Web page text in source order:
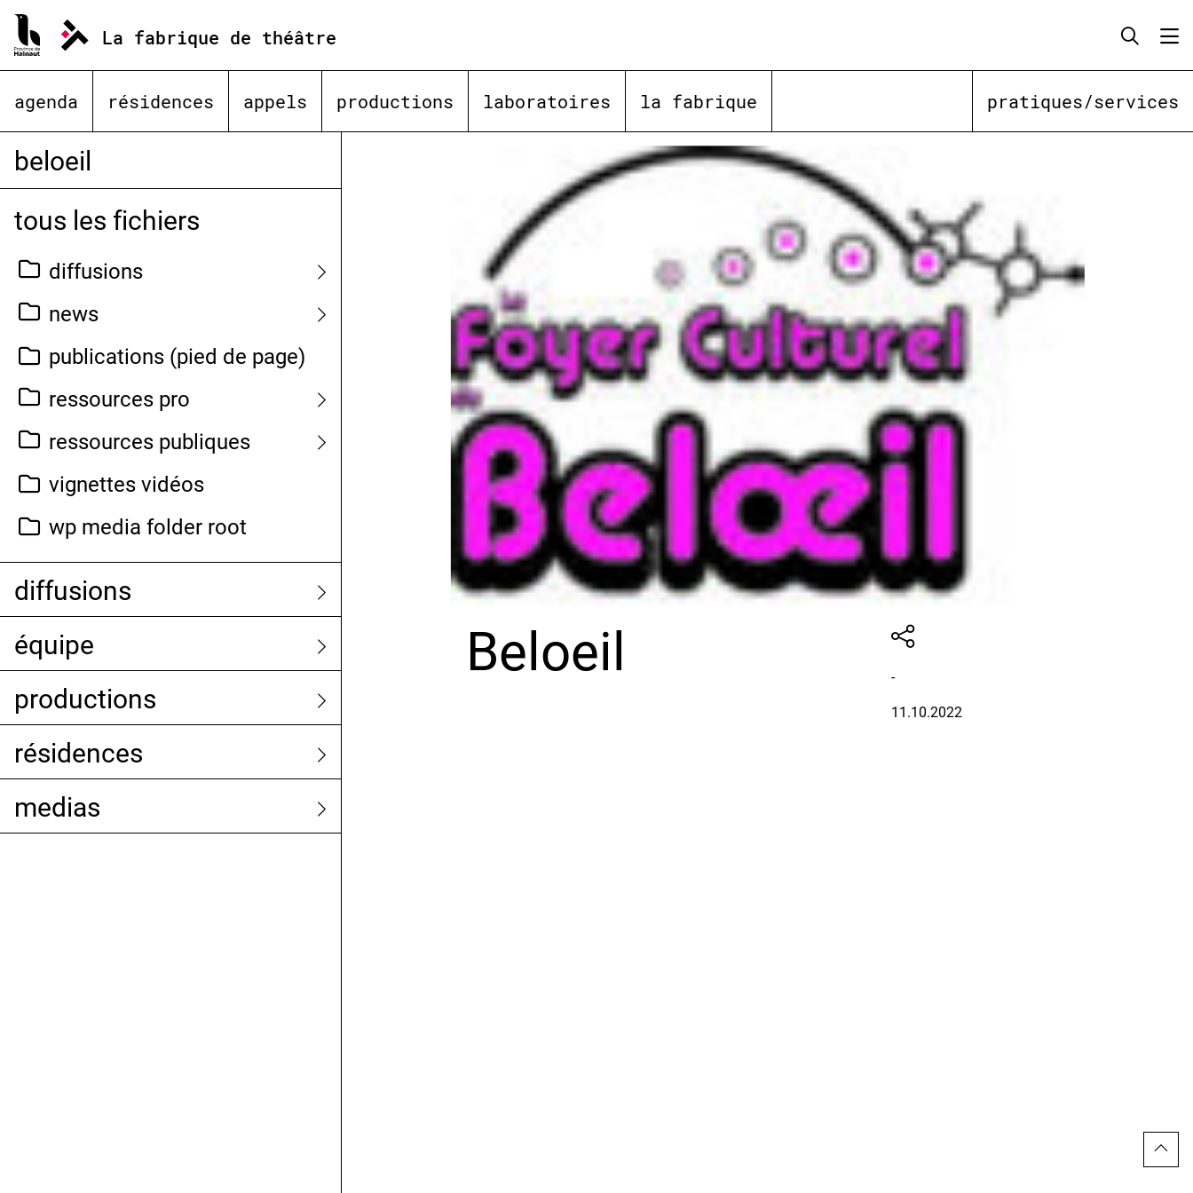
contenu
La fabrique de théâtre
agenda résidences appels productions laboratoires la fabrique pratiques/services
beloeil
tous les fichiers
diffusions
news
publications (pied de page)
ressources pro
ressources publiques
vignettes vidéos
wp media folder root
diffusions
équipe
productions
résidences
medias
Beloeil
-
11.10.2022